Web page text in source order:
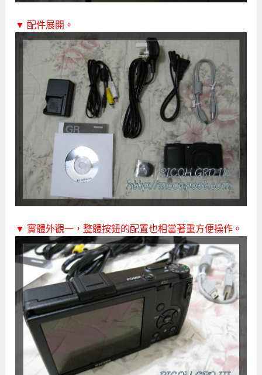
▼ 配件展開。
▼ 實體外觀一，整體按鈕的配置也相當著重方便操作。